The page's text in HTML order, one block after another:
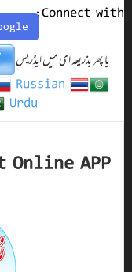
Connect with:
یا پھر بذریعہ ای میل ایڈریس
Russian
Urdu
Online APP